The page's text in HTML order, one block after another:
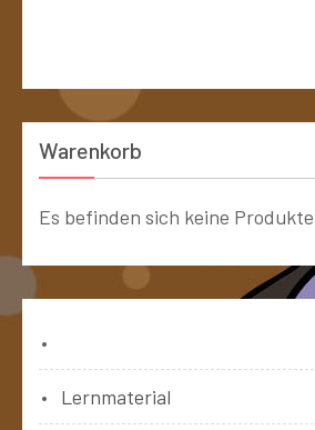
Warenkorb
Es befinden sich keine
Lernmaterial